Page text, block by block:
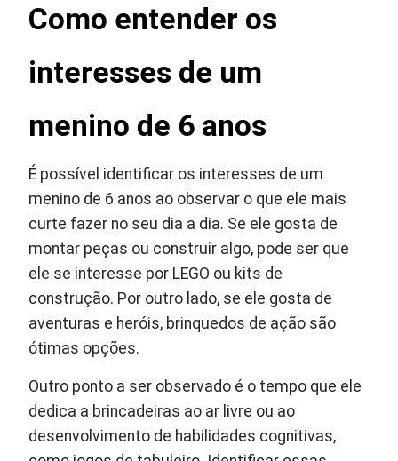
Como entender os
interesses de um
menino de 6 anos
É possível identificar os interesses de um
menino de 6 anos ao observar o que ele mais
curte fazer no seu dia a dia. Se ele gosta de
montar peças ou construir algo, pode ser que
ele se interesse por LEGO ou kits de
construção. Por outro lado, se ele gosta de
aventuras e heróis, brinquedos de ação são
ótimas opções.
Outro ponto a ser observado é o tempo que ele
dedica a brincadeiras ao ar livre ou ao
desenvolvimento de habilidades cognitivas,